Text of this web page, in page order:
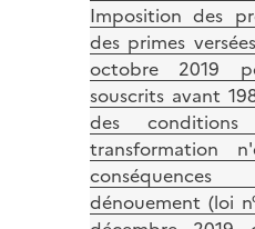
Imposition des
des primes
octobre 2019
souscrits avant
des conditions
transformation
dénouement (loi